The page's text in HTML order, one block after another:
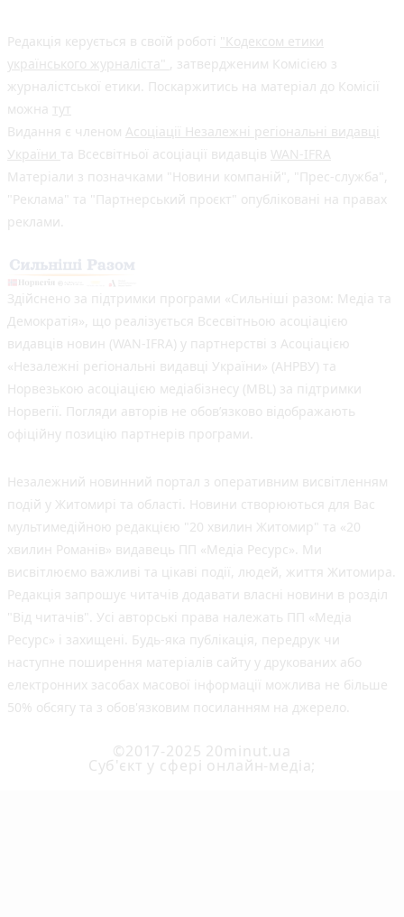
Редакція керується в своїй роботі "Кодексом етики
українського журналіста" , затвердженим Комісією з
журналістської етики. Поскаржитись на матеріал до Комісії
можна тут
Видання є членом Асоціації Незалежні регіональні видавці
України та Всесвітньої асоціації видавців WAN-IFRA
Матеріали з позначками "Новини компаній", "Прес-служба",
"Реклама" та "Партнерський проєкт" опубліковані на правах
реклами.
Здійснено за підтримки програми «Сильніші разом: Медіа та
Демократія», що реалізується Всесвітньою асоціацією
видавців новин (WAN-IFRA) у партнерстві з Асоціацією
«Незалежні регіональні видавці України» (АНРВУ) та
Норвезькою асоціацією медіабізнесу (MBL) за підтримки
Норвегії. Погляди авторів не обов’язково відображають
офіційну позицію партнерів програми.
Незалежний новинний портал з оперативним висвітленням
подій у Житомирі та області. Новини створюються для Вас
мультимедійною редакцією "20 хвилин Житомир" та «20
хвилин Романів» видавець ПП «Медіа Ресурс». Ми
висвітлюємо важливі та цікаві події, людей, життя Житомира.
Редакція запрошує читачів додавати власні новини в розділ
"Від читачів". Усі авторські права належать ПП «Медіа
Ресурс» і захищені. Будь-яка публiкацiя, передрук чи
наступне поширення матеріалів сайту у друкованих або
електронних засобах масової інформації можлива не більше
50% обсягу та з обов'язковим посиланням на джерело.
©2017-2025 20minut.ua
Cуб'єкт у сфері онлайн-медіа;